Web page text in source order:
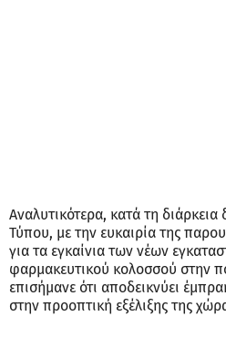
Αναλυτικότερα, κατά τη διάρκεια
Τύπου, με την ευκαιρία της
για τα εγκαίνια των νέων
φαρμακευτικού κολοσσού στην
επισήμανε ότι αποδεικνύει
στην προοπτική εξέλιξης της